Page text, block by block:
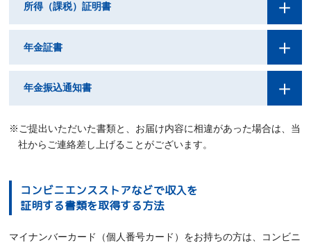
所得（課税）証明書
年金証書
年金振込通知書
ご提出いただいた書類と、お届け内容に相違があった場合は、当
社からご連絡差し上げることがございます。
コンビニエンスストアなどで収入を
証明する書類を取得する方法
マイナンバーカード（個人番号カード）をお持ちの方は、コンビニ